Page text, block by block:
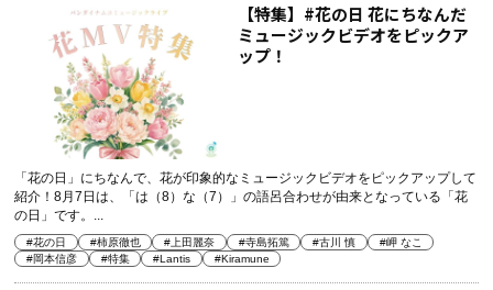
【特集】#花の日 花にちなんだ
ミュージックビデオをピックア
ップ！
「花の日」にちなんで、花が印象的なミュージックビデオをピックアップして
紹介！8月7日は、「は（8）な（7）」の語呂合わせが由来となっている「花
の日」です。...
#花の日 #柿原徹也 #上田麗奈 #寺島拓篤 #古川 慎
#岬 なこ
#岡本信彦
#特集 #Lantis #Kiramune